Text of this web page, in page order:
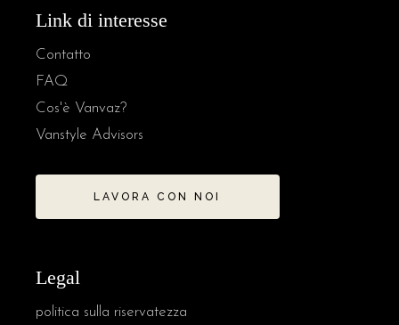
Link di interesse
Contatto
FAQ
Cos'è Vanvaz?
Vanstyle Advisors
LAVORA CON NOI
Legal
politica sulla riservatezza